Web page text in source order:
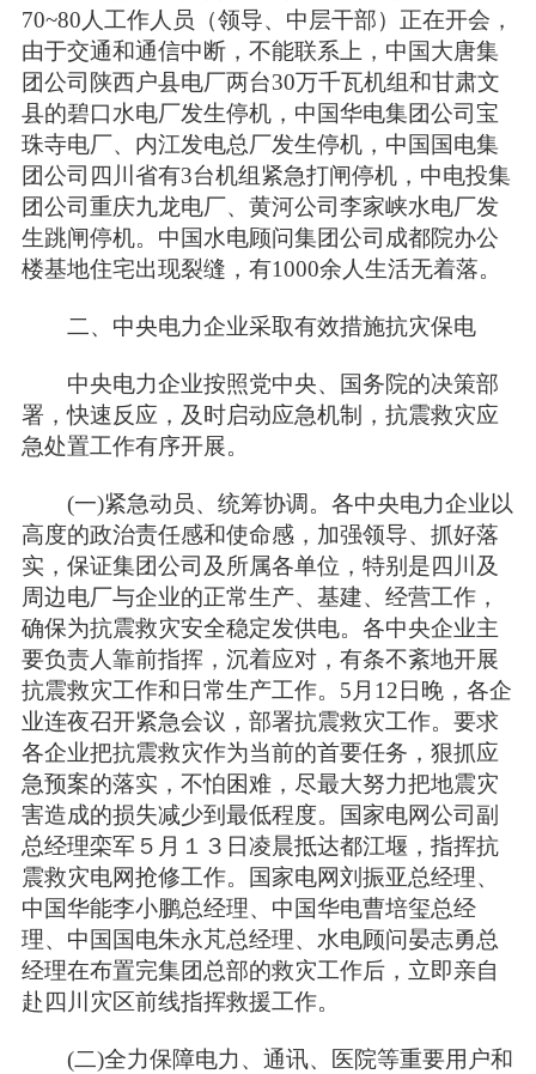
70~80人工作人员（领导、中层干部）正在开会，
由于交通和通信中断，不能联系上，中国大唐集
团公司陕西户县电厂两台30万千瓦机组和甘肃文
县的碧口水电厂发生停机，中国华电集团公司宝
珠寺电厂、内江发电总厂发生停机，中国国电集
团公司四川省有3台机组紧急打闸停机，中电投集
团公司重庆九龙电厂、黄河公司李家峡水电厂发
生跳闸停机。中国水电顾问集团公司成都院办公
楼基地住宅出现裂缝，有1000余人生活无着落。
二、中央电力企业采取有效措施抗灾保电
中央电力企业按照党中央、国务院的决策部
署，快速反应，及时启动应急机制，抗震救灾应
急处置工作有序开展。
(一)紧急动员、统筹协调。各中央电力企业以
高度的政治责任感和使命感，加强领导、抓好落
实，保证集团公司及所属各单位，特别是四川及
周边电厂与企业的正常生产、基建、经营工作，
确保为抗震救灾安全稳定发供电。各中央企业主
要负责人靠前指挥，沉着应对，有条不紊地开展
抗震救灾工作和日常生产工作。5月12日晚，各企
业连夜召开紧急会议，部署抗震救灾工作。要求
各企业把抗震救灾作为当前的首要任务，狠抓应
急预案的落实，不怕困难，尽最大努力把地震灾
害造成的损失减少到最低程度。国家电网公司副
总经理栾军５月１３日凌晨抵达都江堰，指挥抗
震救灾电网抢修工作。国家电网刘振亚总经理、
中国华能李小鹏总经理、中国华电曹培玺总经
理、中国国电朱永芃总经理、水电顾问晏志勇总
经理在布置完集团总部的救灾工作后，立即亲自
赴四川灾区前线指挥救援工作。
(二)全力保障电力、通讯、医院等重要用户和